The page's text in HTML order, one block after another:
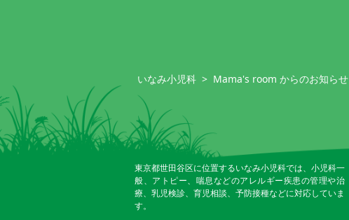
いなみ小児科 > Mama's room からのお知らせ
東京都世田谷区に位置するいなみ小児科では、小児科一
般、アトピー、喘息などのアレルギー疾患の管理や治
療、乳児検診、育児相談、予防接種などに対応していま
す。